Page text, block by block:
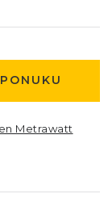
Metrawatt